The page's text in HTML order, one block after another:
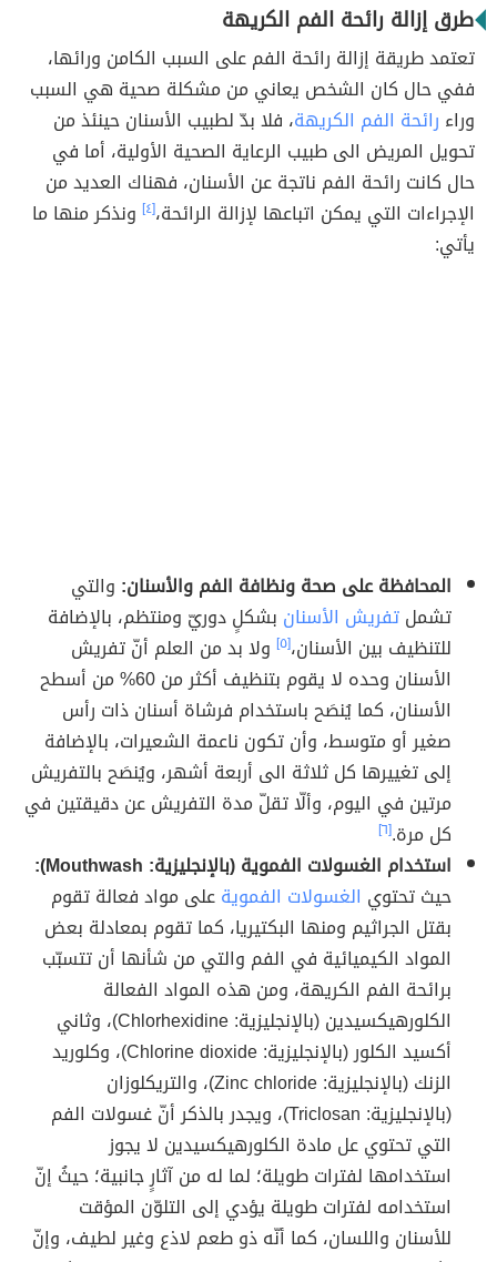
طرق إزالة رائحة الفم الكريهة
تعتمد طريقة إزالة رائحة الفم على السبب الكامن ورائها،
ففي حال كان الشخص يعاني من مشكلة صحية هي السبب
وراء رائحة الفم الكريهة، فلا بدّ لطبيب الأسنان حينئذ من
تحويل المريض الى طبيب الرعاية الصحية الأولية، أما في
حال كانت رائحة الفم ناتجة عن الأسنان، فهناك العديد من
الإجراءات التي يمكن اتباعها لإزالة الرائحة،[٤]
ونذكر منها ما
يأتي:
المحافظة على صحة ونظافة الفم والأسنان: والتي
تشملتفريش الأسنان بشكلٍ دوريّ ومنتظم، بالإضافة
للتنظيف بين الأسنان،[٥] ولا بد من العلم أنّ تفريش
الأسنان وحده لا يقوم بتنظيف أكثر من 60% من أسطح
الأسنان، كما يُنصَح باستخدام فرشاة أسنان ذات رأس
صغير أو متوسط، وأن تكون ناعمة الشعيرات، بالإضافة
إلى تغييرها كل ثلاثة الى أربعة أشهر، ويُنصَح بالتفريش
مرتين في اليوم، وألّا تقلّ مدة التفريش عن دقيقتين في
كل مرة.[٦]
استخدام الغسولات الفموية (بالإنجليزية: Mouthwash):
حيث تحتوي الغسولات الفمويةعلى مواد فعالة تقوم
بقتل الجراثيم ومنها البكتيريا، كما تقوم بمعادلة بعض
المواد الكيميائية في الفم والتي من شأنها أن تتسبّب
برائحة الفم الكريهة، ومن هذه المواد الفعالة
الكلورهيكسيدين (بالإنجليزية: Chlorhexidine)، وثاني
أكسيد الكلور (بالإنجليزية: Chlorine dioxide)، وكلوريد
الزنك (بالإنجليزية: Zinc chloride)، والتريكلوزان
(بالإنجليزية: Triclosan)، ويجدر بالذكر أنّ غسولات الفم
التي تحتوي عل مادة الكلورهيكسيدين لا يجوز
استخدامها لفترات طويلة؛ لما له من آثارٍ جانبية؛ حيثُ إنّ
استخدامه لفترات طويلة يؤدي إلى التلوّن المؤقت
للأسنان واللسان، كما أنّه ذو طعم لاذع وغير لطيف، وإنّ